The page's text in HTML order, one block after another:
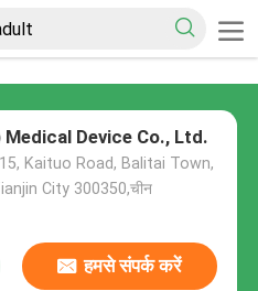
Device Co., Ltd.
Kaituo Road, Balitai Town,
City 300350,चीन
हमसे संपर्क करें